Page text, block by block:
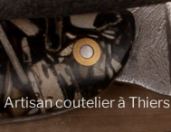
Artisan coutelier à Thiers